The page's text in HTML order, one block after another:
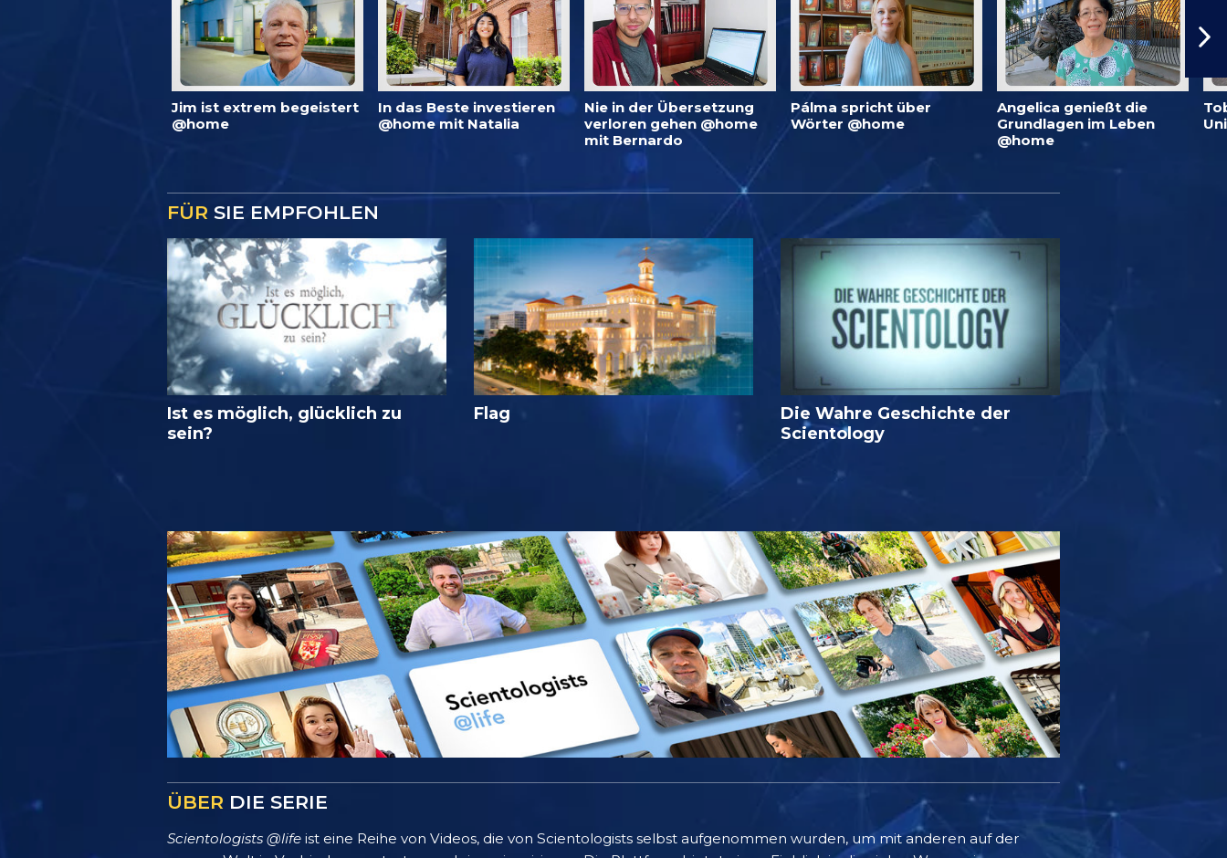
Jim ist extrem begeistert
@home
In das Beste investieren
@home mit Natalia
Nie in der Übersetzung
verloren gehen @home
mit Bernardo
Pálma spricht über
Wörter @home
Angelica genießt die
Grundlagen im Leben
@home
FÜR SIE EMPFOHLEN
Ist es möglich, glücklich zu
sein?
Flag
Die Wahre Geschichte der
Scientology
ÜBER DIE SERIE
Scientologists @life ist eine Reihe von Videos, die von Scientologists selbst aufgenommen wurden, um mit anderen auf der